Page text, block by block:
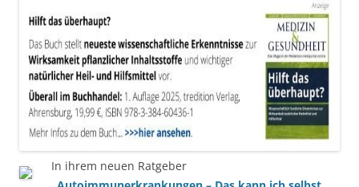
In ihrem neuen Ratgeber